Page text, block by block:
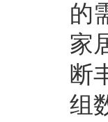
的
家
断
组